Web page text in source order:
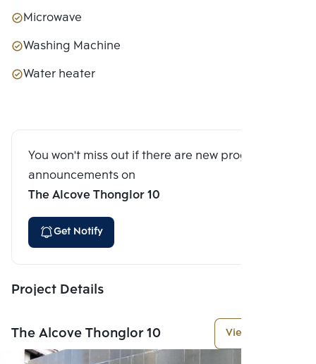
Microwave
Washing Machine
Water heater
You won't miss out if there are new program
announcements on
The Alcove Thonglor 10
Get Notify
Project Details
The Alcove Thonglor 10 View More